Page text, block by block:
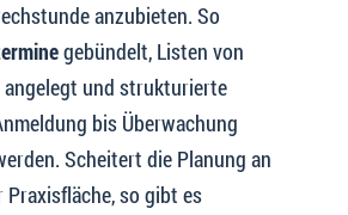
anzubieten. So
gebündelt, Listen von
angelegt und strukturierte
bis Überwachung
Scheitert die Planung an
Praxisfläche, so gibt es